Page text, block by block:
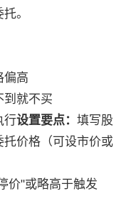
。
偏高
到就不买
行设置要点： 填写股
价格（可设市价或
价"或略高于触发